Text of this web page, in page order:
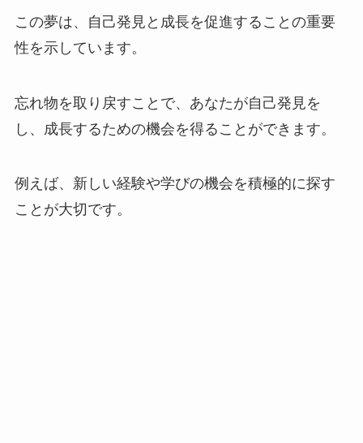
この夢は、自己発見と成長を促進することの重要
性を示しています。
忘れ物を取り戻すことで、あなたが自己発見を
し、成長するための機会を得ることができます。
例えば、新しい経験や学びの機会を積極的に探す
ことが大切です。